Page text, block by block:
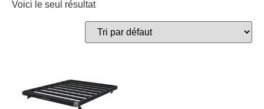
Voici le seul résultat